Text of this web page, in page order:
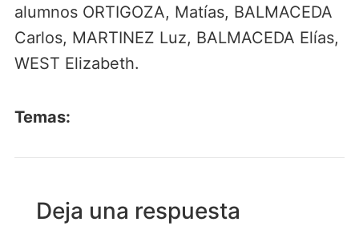
alumnos ORTIGOZA, Matías, BALMACEDA
Carlos, MARTINEZ Luz, BALMACEDA Elías,
WEST Elizabeth.
Temas:
Deja una respuesta